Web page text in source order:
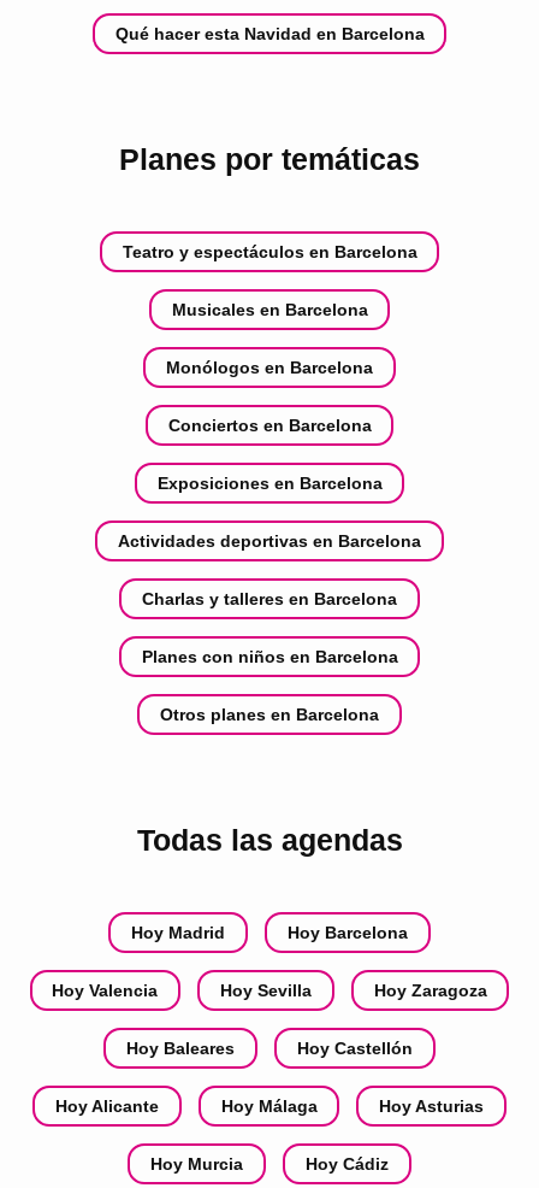
Qué hacer esta Navidad en Barcelona
Planes por temáticas
Teatro y espectáculos en Barcelona
Musicales en Barcelona
Monólogos en Barcelona
Conciertos en Barcelona
Exposiciones en Barcelona
Actividades deportivas en Barcelona
Charlas y talleres en Barcelona
Planes con niños en Barcelona
Otros planes en Barcelona
Todas las agendas
Hoy Madrid Hoy Barcelona
Hoy Valencia Hoy Sevilla Hoy Zaragoza
Hoy Baleares Hoy Castellón
Hoy Alicante Hoy Málaga Hoy Asturias
Hoy Murcia Hoy Cádiz